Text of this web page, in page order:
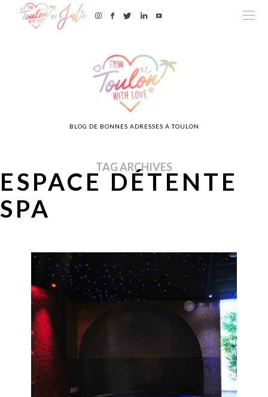
BLOG DE BONNES ADRESSES À TOULON
TAG ARCHIVES
ESPACE DÉTENTE
SPA